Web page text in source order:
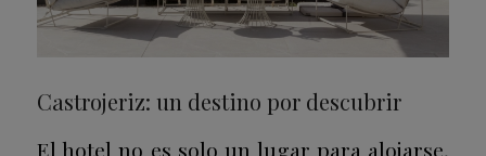
Castrojeriz: un destino por descubrir
El hotel no es solo un lugar para alojarse,